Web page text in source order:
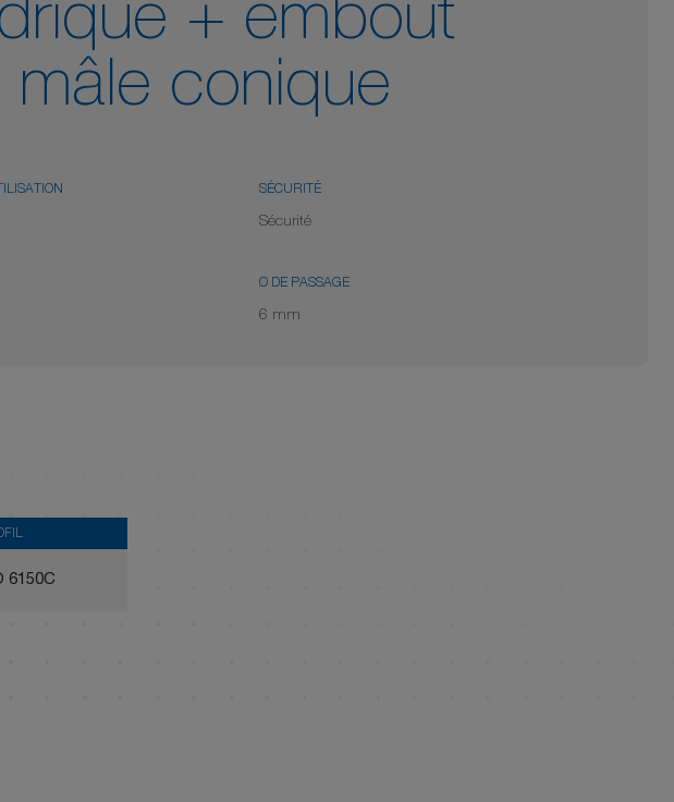
+ embout
mâle conique
SÉCURITÉ
Sécurité
Ø DE PASSAGE
6 mm
6150C